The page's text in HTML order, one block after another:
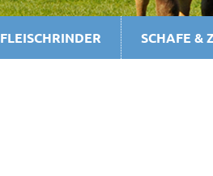
FLEISCHRINDER SCHAFE &